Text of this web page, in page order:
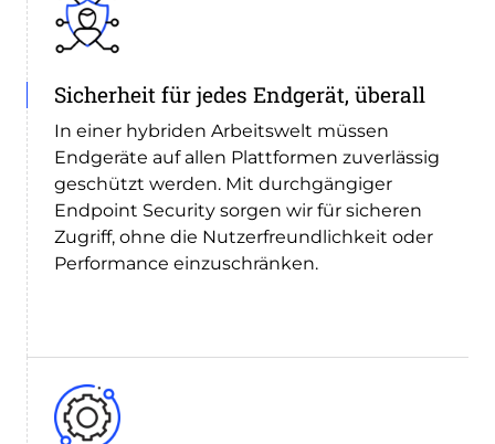
Sicherheit für jedes Endgerät, überall
In einer hybriden Arbeitswelt müssen
Endgeräte auf allen Plattformen zuverlässig
geschützt werden. Mit durchgängiger
Endpoint Security sorgen wir für sicheren
Zugriff, ohne die Nutzerfreundlichkeit oder
Performance einzuschränken.